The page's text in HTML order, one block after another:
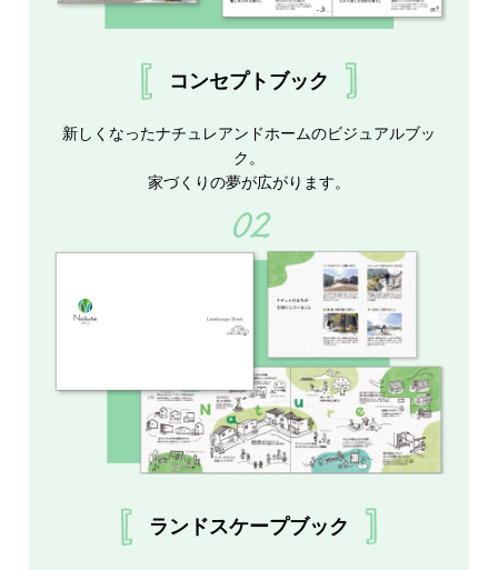
コンセプトブック
新しくなったナチュレアンドホームのビジュアルブッ
ク。
家づくりの夢が広がります。
02
ランドスケープブック